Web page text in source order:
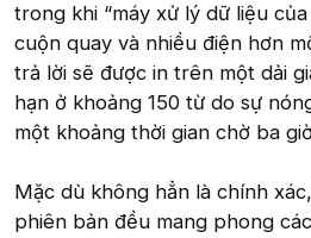
trong khi “máy xử lý dữ liệu
cuộn quay và nhiều điện hơn
trả lời sẽ được in trên một dải
hạn ở khoảng 150 từ do sự
một khoảng thời gian chờ ba
Mặc dù không hẳn là chính
phiên bản đều mang phong